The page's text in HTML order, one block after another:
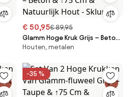
€ 50,95€ 89,95
Glamm Hoge Kruk Grijs – Beton
& ↑75 Cm & Natuurlijk Hout -
Houten, metalen
-35 %